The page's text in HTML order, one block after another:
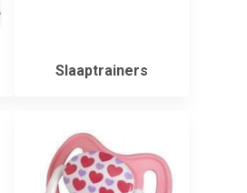
Slaaptrainers